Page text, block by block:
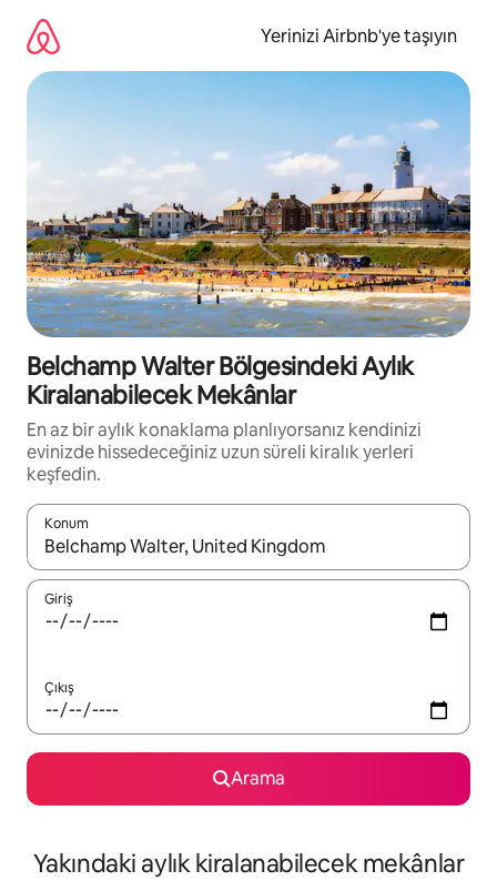
Yerinizi Airbnb'ye taşıyın
Belchamp Walter Bölgesindeki Aylık
Kiralanabilecek Mekânlar
En az bir aylık konaklama planlıyorsanız kendinizi
evinizde hissedeceğiniz uzun süreli kiralık yerleri
keşfedin.
Konum
Sonuçlar kullanılabilir olduğunda yukarı ve aşağı oklarıyla
Giriş
Çıkış
Arama
Yakındaki aylık kiralanabilecek mekânlar